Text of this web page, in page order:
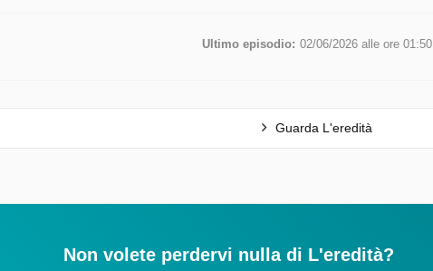
Ultimo episodio: 02/06/2026 alle ore 01:50
Guarda L'eredità
Non volete perdervi nulla di L'eredità?